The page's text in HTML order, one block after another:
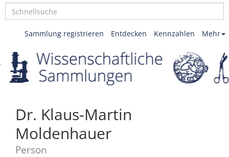
Mehr
Kennzahlen
Entdecken
Sammlung registrieren
Dr. Klaus-Martin
Moldenhauer
Person